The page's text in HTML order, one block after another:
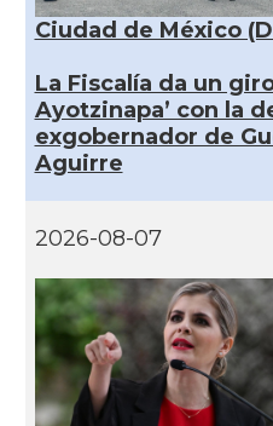
Ciudad de México
La Fiscalía da un
Ayotzinapa’ con la
exgobernador de
Aguirre
2026-08-07